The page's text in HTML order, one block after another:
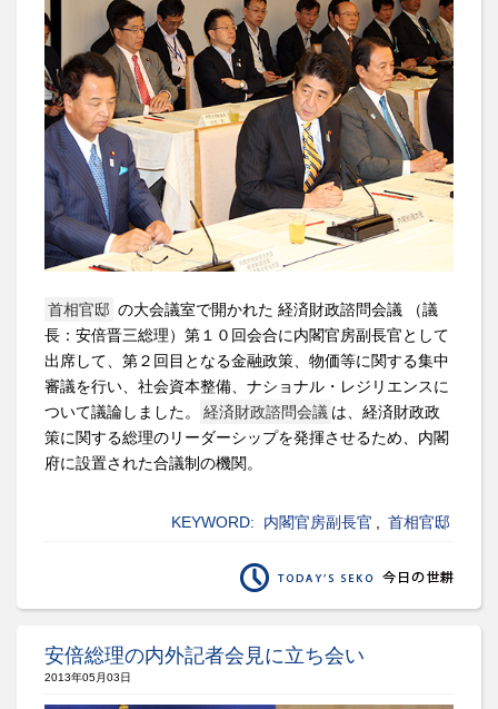
首相官邸 の大会議室で開かれた 経済財政諮問会議 （議
長：安倍晋三総理）第１０回会合に内閣官房副長官として
出席して、第２回目となる金融政策、物価等に関する集中
審議を行い、社会資本整備、ナショナル・レジリエンスに
ついて議論しました。
経済財政諮問会議 は、経済財政政
策に関する総理のリーダーシップを発揮させるため、内閣
府に設置された合議制の機関。
KEYWORD: 内閣官房副長官 首相官邸
安倍総理の内外記者会見に立ち会い
2013年05月03日